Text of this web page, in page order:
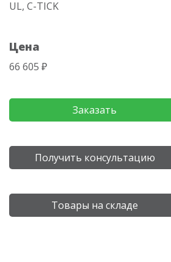
UL, C-TICK
Цена
66 605 ₽
Заказать
Получить консультацию
Товары на складе